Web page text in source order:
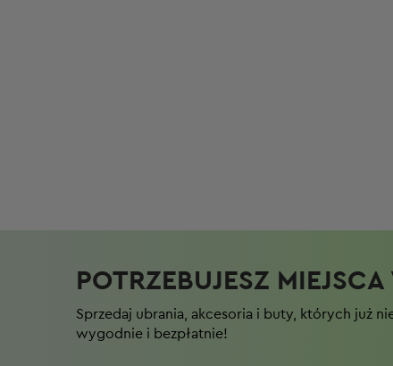
POTRZEBUJESZ
Sprzedaj ubrania, akcesoria i buty, których już
wygodnie i bezpłatnie!